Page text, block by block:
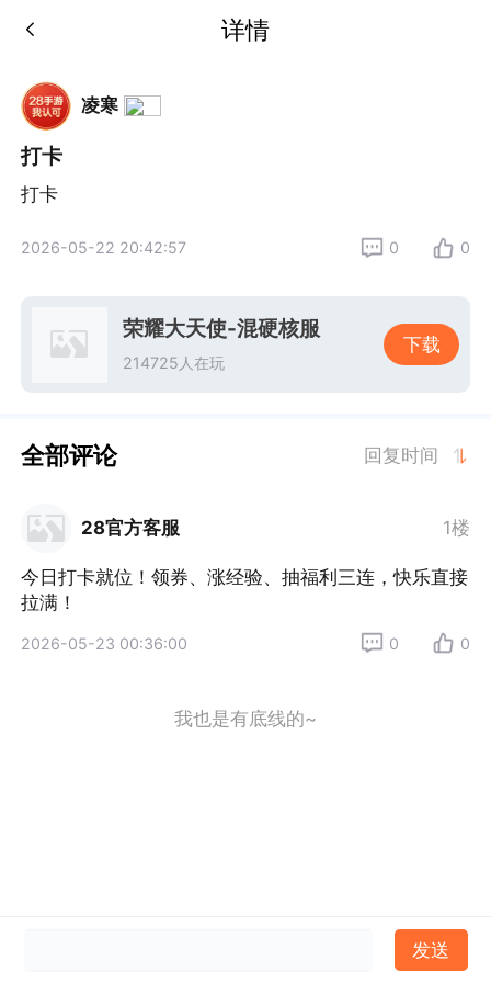
详情
凌寒
打卡
打卡
2026-05-22 20:42:57 0 0
荣耀大天使-混硬核服
214725人在玩
下载
全部评论 回复时间
28官方客服 1楼
今日打卡就位！领券、涨经验、抽福利三连，快乐直接
拉满！
2026-05-23 00:36:00 0 0
我也是有底线的~
发送